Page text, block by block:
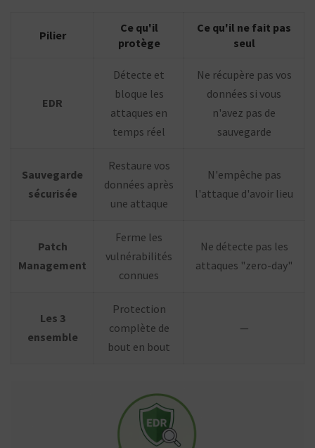
Pilier
Ce qu'il
protège
Ce qu'il ne fait pas
seul
EDR
Détecte et
bloque les
attaques en
temps réel
Ne récupère pas vos
données si vous
n'avez pas de
sauvegarde
Sauvegarde
sécurisée
Restaure vos
données après
une attaque
N'empêche pas
l'attaque d'avoir lieu
Patch
Management
Ferme les
vulnérabilités
connues
Ne détecte pas les
attaques "zero-day"
Les 3
ensemble
Protection
complète de
bout en bout
—